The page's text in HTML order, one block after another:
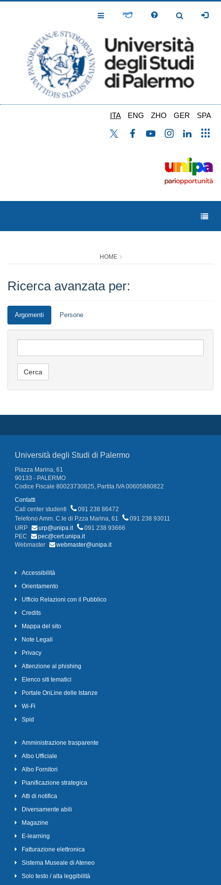
Toggle
Toggle
ITA ENG ZHO GER SPA
HOME
Ricerca avanzata per:
Argomenti Persone
Università degli Studi di Palermo
Piazza Marina, 61
90133 - PALERMO
Codice Fiscale 80023730825, Partita IVA 00605880822
Contatti
Call center studenti
091 238 86472
Telefono Amm. C.le di P.zza Marina, 61
091 238 93011
URP
urp@unipa.it
091 238 93666
PEC
pec@cert.unipa.it
Webmaster
webmaster@unipa.it
Accessibilità
Orientamento
Ufficio Relazioni con il Pubblico
Credits
Mappa del sito
Note Legali
Privacy
Attenzione al phishing
Elenco siti tematici
Portale OnLine delle Istanze
Wi-Fi
Spid
Amministrazione trasparente
Albo Ufficiale
Albo Fornitori
Pianificazione strategica
Atti di notifica
Diversamente abili
Magazine
E-learning
Fatturazione elettronica
Sistema Museale di Ateneo
Solo testo / alta leggibilità